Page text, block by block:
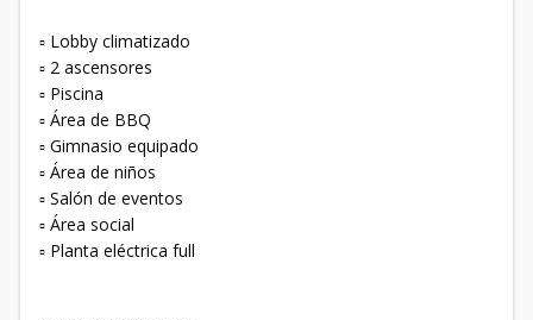
▫️ Lobby climatizado
▫️ 2 ascensores
▫️ Piscina
▫️ Área de BBQ
▫️ Gimnasio equipado
▫️ Área de niños
▫️ Salón de eventos
▫️ Área social
▫️ Planta eléctrica full